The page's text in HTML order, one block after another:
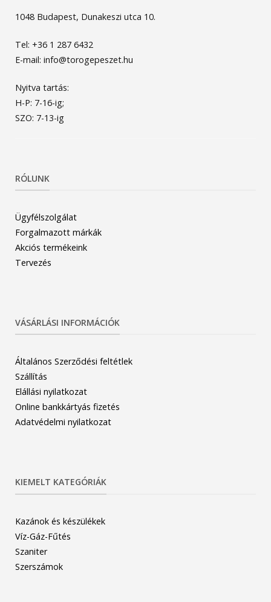
1048 Budapest, Dunakeszi utca 10.
Tel: +36 1 287 6432
E-mail: info@torogepeszet.hu
Nyitva tartás:
H-P: 7-16-ig;
SZO: 7-13-ig
RÓLUNK
Ügyfélszolgálat
Forgalmazott márkák
Akciós termékeink
Tervezés
VÁSÁRLÁSI INFORMÁCIÓK
Általános Szerződési feltétlek
Szállítás
Elállási nyilatkozat
Online bankkártyás fizetés
Adatvédelmi nyilatkozat
KIEMELT KATEGÓRIÁK
Kazánok és készülékek
Víz-Gáz-Fűtés
Szaniter
Szerszámok